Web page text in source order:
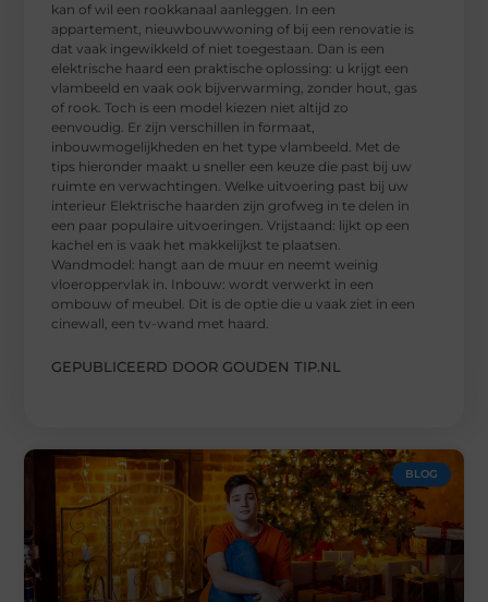
kan of wil een rookkanaal aanleggen. In een
appartement, nieuwbouwwoning of bij een renovatie is
dat vaak ingewikkeld of niet toegestaan. Dan is een
elektrische haard een praktische oplossing: u krijgt een
vlambeeld en vaak ook bijverwarming, zonder hout, gas
of rook. Toch is een model kiezen niet altijd zo
eenvoudig. Er zijn verschillen in formaat,
inbouwmogelijkheden en het type vlambeeld. Met de
tips hieronder maakt u sneller een keuze die past bij uw
ruimte en verwachtingen. Welke uitvoering past bij uw
interieur Elektrische haarden zijn grofweg in te delen in
een paar populaire uitvoeringen. Vrijstaand: lijkt op een
kachel en is vaak het makkelijkst te plaatsen.
Wandmodel: hangt aan de muur en neemt weinig
vloeroppervlak in. Inbouw: wordt verwerkt in een
ombouw of meubel. Dit is de optie die u vaak ziet in een
cinewall, een tv-wand met haard.
GEPUBLICEERD DOOR GOUDEN TIP.NL
BLOG